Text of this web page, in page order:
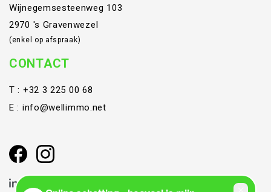
Wijnegemsesteenweg 103
2970 's Gravenwezel
(enkel op afspraak)
CONTACT
T : +32 3 225 00 68
E : info@wellimmo.net